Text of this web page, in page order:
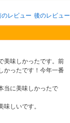
後のレビュー
のレビュー
美味しかったです。前
かったです！今年一番
当に美味しかったで
しいです。